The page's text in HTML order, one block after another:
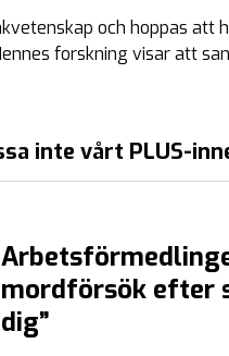
och hoppas att
forskning visar att
inte vårt PLUS-
mordförsök efter
dig”